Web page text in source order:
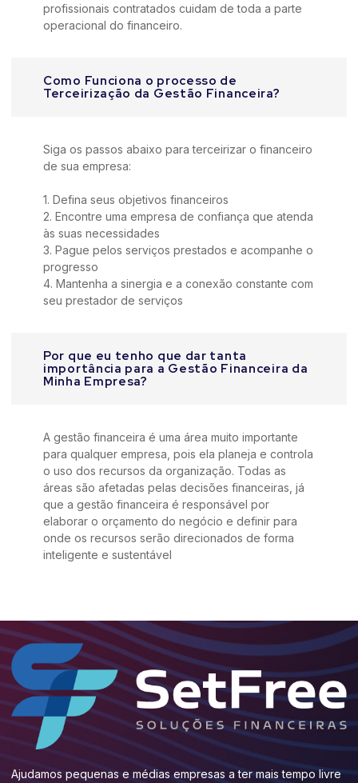
profissionais contratados cuidam de toda a parte
operacional do financeiro.
Como Funciona o processo de
Terceirização da Gestão Financeira?
Siga os passos abaixo para terceirizar o financeiro
de sua empresa:
1. Defina seus objetivos financeiros
2. Encontre uma empresa de confiança que atenda
às suas necessidades
3. Pague pelos serviços prestados e acompanhe o
progresso
4. Mantenha a sinergia e a conexão constante com
seu prestador de serviços
Por que eu tenho que dar tanta
importância para a Gestão Financeira da
Minha Empresa?
A gestão financeira é uma área muito importante
para qualquer empresa, pois ela planeja e controla
o uso dos recursos da organização. Todas as
áreas são afetadas pelas decisões financeiras, já
que a gestão financeira é responsável por
elaborar o orçamento do negócio e definir para
onde os recursos serão direcionados de forma
inteligente e sustentável
Ajudamos pequenas e médias empresas a ter mais tempo livre